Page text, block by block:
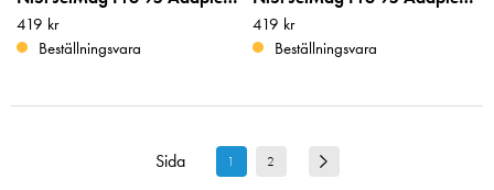
Pris: 419 kr
419 kr
Beställningsvara
Pris: 419 kr
419 kr
Beställningsvara
Sida 1 2